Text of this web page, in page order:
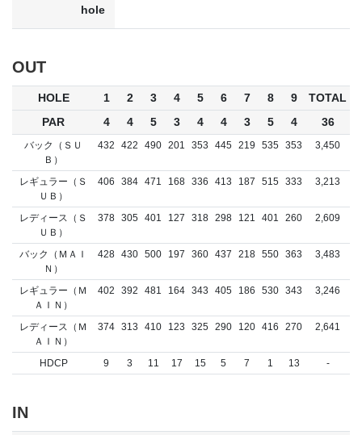
hole
OUT
HOLE 1 2 3 4 5 6 7 8 9
TOTAL
PAR
4 4 5 3 4 4 3 5 4 36
バック（ＳＵ
Ｂ）
432 422 490 201 353 445 219 535 353 3,450
レギュラー（Ｓ
ＵＢ）
406 384 471 168 336 413 187 515 333 3,213
レディース（Ｓ
ＵＢ）
378 305 401 127 318 298 121 401 260 2,609
バック（ＭＡＩ
Ｎ）
428 430 500 197 360 437 218 550 363 3,483
レギュラー（Ｍ
ＡＩＮ）
402 392 481 164 343 405 186 530 343 3,246
レディース（Ｍ
ＡＩＮ）
374 313 410 123 325 290 120 416 270 2,641
HDCP 9 3 11 17 15 5 7 1 13 -
IN